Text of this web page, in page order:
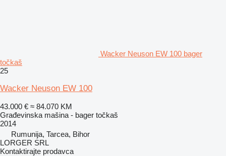
Wacker Neuson EW 100 bager
točkaš
25
Wacker Neuson EW 100
43.000 € ≈ 84.070 KM
Građevinska mašina - bager točkaš
2014
Rumunija, Tarcea, Bihor
LORGER SRL
Kontaktirajte prodavca